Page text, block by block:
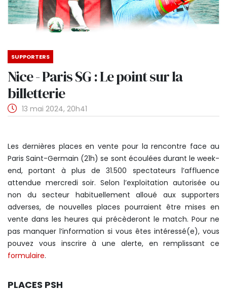
SUPPORTERS
Nice - Paris SG : Le point sur la
billetterie
13 mai 2024, 20h41
Les dernières places en vente pour la rencontre face au
Paris Saint-Germain (21h) se sont écoulées durant le week-
end, portant à plus de 31.500 spectateurs l’affluence
attendue mercredi soir. Selon l’exploitation autorisée ou
non du secteur habituellement alloué aux supporters
adverses, de nouvelles places pourraient être mises en
vente dans les heures qui précèderont le match. Pour ne
pas manquer l’information si vous êtes intéressé(e), vous
pouvez vous inscrire à une alerte, en remplissant ce
formulaire.
PLACES PSH